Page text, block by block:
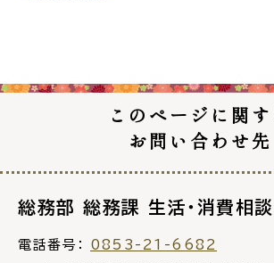
このページに関す
お問い合わせ先
総務部 総務課 生活・消費相談
電話番号： 0853-21-6682